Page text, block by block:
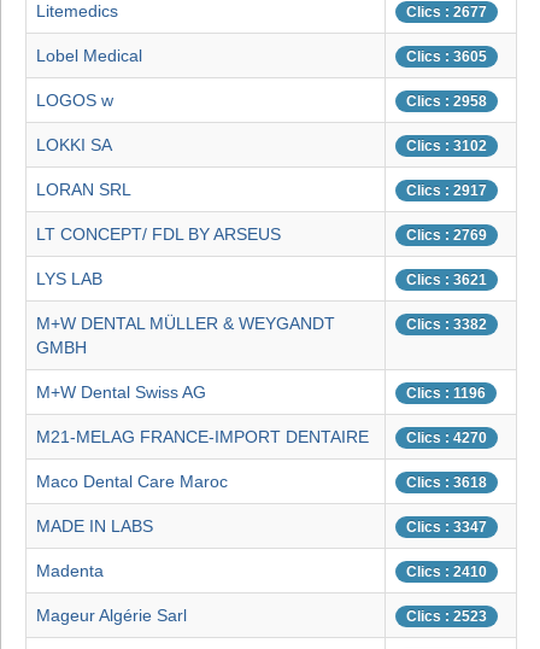
Litemedics Clics : 2677
Lobel Medical Clics : 3605
LOGOS w Clics : 2958
LOKKI SA Clics : 3102
LORAN SRL Clics : 2917
LT CONCEPT/ FDL BY ARSEUS Clics : 2769
LYS LAB Clics : 3621
M+W DENTAL MÜLLER & WEYGANDT
GMBH
Clics : 3382
M+W Dental Swiss AG Clics : 1196
M21-MELAG FRANCE-IMPORT DENTAIRE Clics : 4270
Maco Dental Care Maroc Clics : 3618
MADE IN LABS Clics : 3347
Madenta Clics : 2410
Mageur Algérie Sarl Clics : 2523